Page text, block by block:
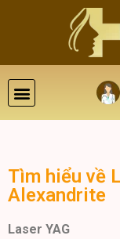
Tìm hiểu về
Alexandrite
Laser YAG